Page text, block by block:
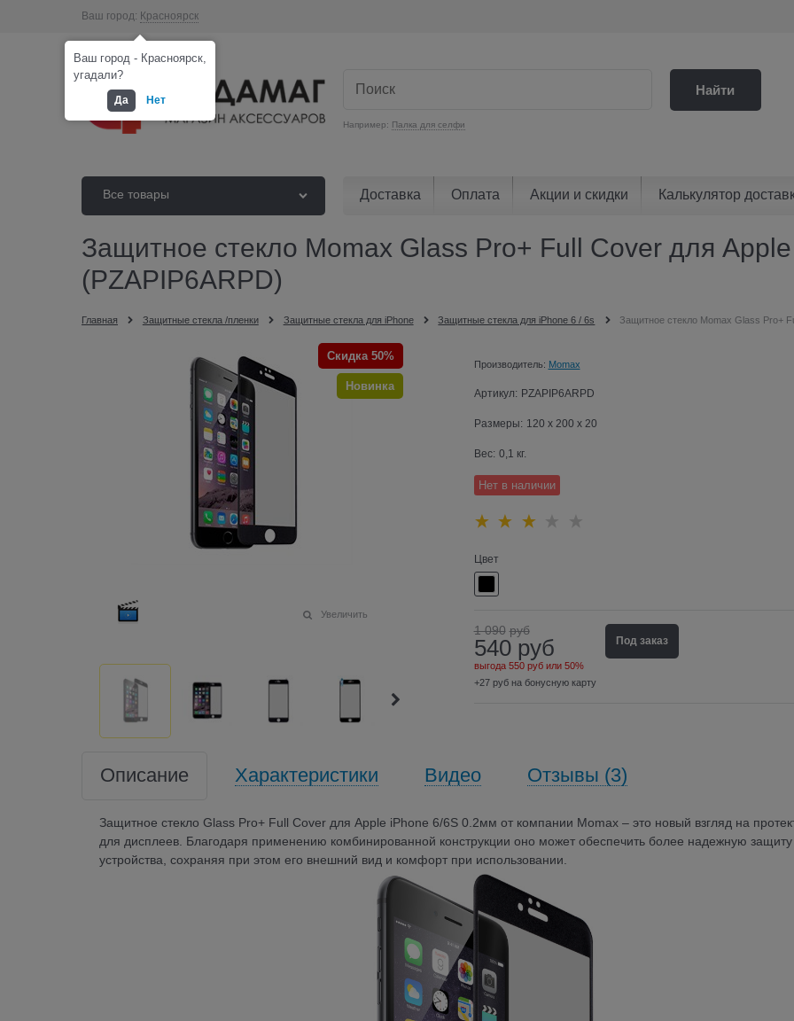
Ваш город: Красноярск
Например: Палка для селфи
Найти
Все товары Доставка Оплата Акции и скидки Калькулятор
Защитное стекло Momax Glass Pro+ Full Cover для
(PZAPIP6ARPD)
Главная Защитные стекла /пленки Защитные стекла для iPhone Защитные стекла для iPhone 6 / 6s Защитное стекло Momax Glass Pro+
Скидка 50%
Новинка
Увеличить
Производитель: Momax
Артикул: PZAPIP6ARPD
Размеры: 120 x 200 x 20
Вес: 0,1 кг.
Нет в наличии
Цвет
1 090 руб
540 руб
выгода 550 рубили 50%
+27 руб на бонусную карту
Под заказ
Описание Характеристики Видео Отзывы (3)
Защитное стекло Glass Pro+ Full Cover для Apple iPhone 6/6S 0.2мм от компании Momax – это новый взгляд на
для дисплеев. Благодаря применению комбинированной конструкции оно может обеспечить более надежную защиту
устройства, сохраняя при этом его внешний вид и комфорт при использовании.
Ваш город - Красноярск,
угадали?
Да Нет